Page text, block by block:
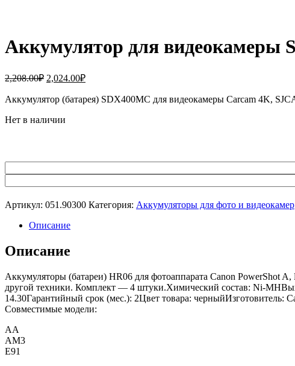
Аккумулятор для видеокамеры
2,208.00₽ Первоначальная
составляла
2,024.00₽Текущая
2,024.00₽.
Аккумулятор (батарея) SDX400MC для видеокамеры Carcam 4K,
Нет в наличии
Артикул: 051.90300 Категория: Аккумуляторы для фото и видеокамер
Описание
Описание
Аккумуляторы (батареи) HR06 для фотоаппарата Canon PowerShot
другой техники. Комплект — 4 штуки.Химический состав: Ni-
14.30Гарантийный срок (мес.): 2Цвет товара: черныйИзготовитель:
Совместимые модели:
AA
AM3
E91